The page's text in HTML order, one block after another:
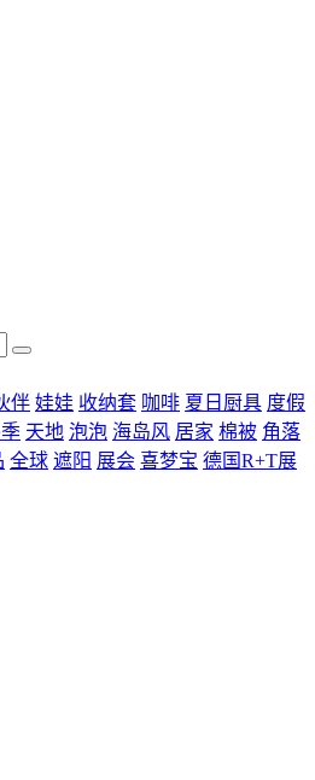
伴 娃娃 收纳套 咖啡 夏日厨具 度假
天地 泡泡 海岛风 居家 棉被 角落
全球 遮阳 展会 喜梦宝 德国R+T展